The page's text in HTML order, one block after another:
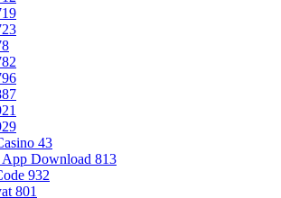
43
Download 813
932
801